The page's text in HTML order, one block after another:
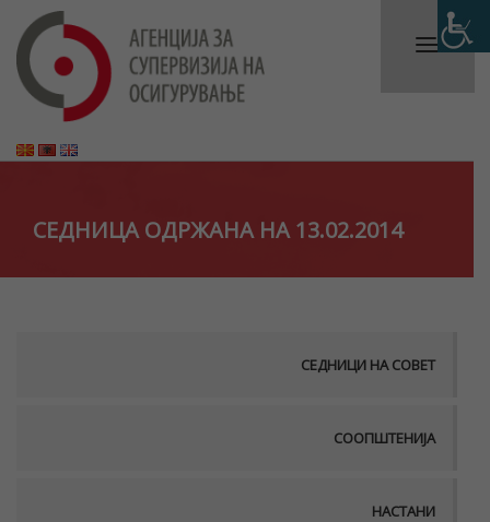
СЕДНИЦА ОДРЖАНА НА 13.02.2014
СЕДНИЦИ НА СОВЕТ
СООПШТЕНИЈА
НАСТАНИ